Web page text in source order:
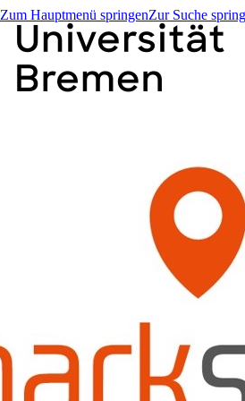
Zum Hauptmenü springenZur Suche